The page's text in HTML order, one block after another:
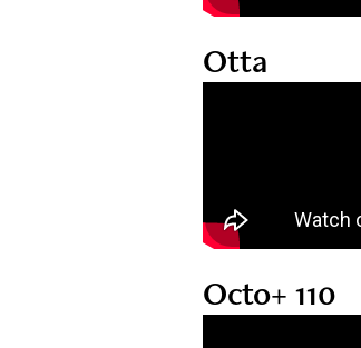
Otta
Octo+ 110